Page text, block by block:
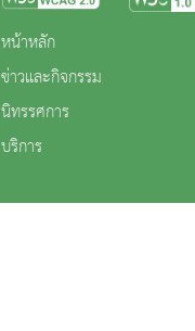
หน้าหลัก
ข่าวและกิจกรรม
นิทรรศการ
บริการ